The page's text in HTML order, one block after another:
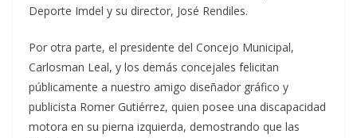
Deporte Imdel y su director, José Rendiles.
Por otra parte, el presidente del Concejo Municipal,
Carlosman Leal, y los demás concejales felicitan
públicamente a nuestro amigo diseñador gráfico y
publicista Romer Gutiérrez, quien posee una discapacidad
motora en su pierna izquierda, demostrando que las